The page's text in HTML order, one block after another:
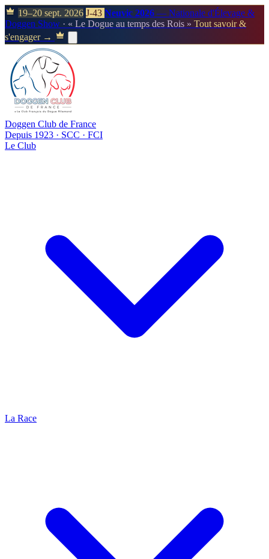
19–20 sept. 2026 J-43 Neuvic 2026 — Nationale d'Élevage &
Doggen Show · « Le Dogue au temps des Rois » Tout savoir &
s'engager →
Doggen Club de France
Depuis 1923 · SCC · FCI
Le Club
La Race